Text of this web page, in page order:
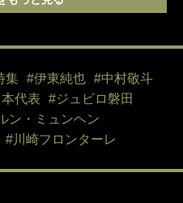
集 #伊東純也
#中村敬斗
代表
#ジュビロ磐田
ン・ミュンヘン
#川崎フロンターレ